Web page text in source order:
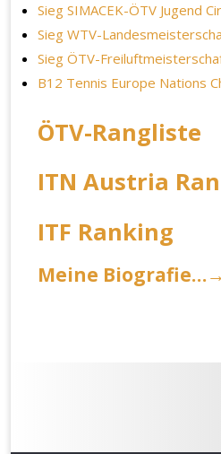
Sieg SIMACEK-ÖTV Jugend
Sieg WTV-
Sieg ÖTV-
B12 Tennis Europe Nations
ÖTV-Rangliste
ITN Austria
ITF Ranking
Meine Biografie…→